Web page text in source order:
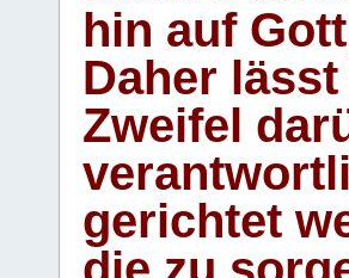
hin auf
Daher
Zweifel
gerichtet